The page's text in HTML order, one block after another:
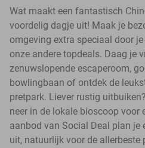
Wat maakt een fantastisch
voordelig dagje uit! Maak je
omgeving extra speciaal door
onze andere topdeals. Daag je
zenuwslopende escaperoom,
bowlingbaan of ontdek de
pretpark. Liever rustig
neer in de lokale bioscoop voor
aanbod van Social Deal plan je
uit, natuurlijk voor de allerbeste